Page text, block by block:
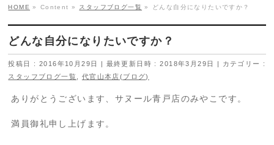
HOME » Content » スタッフブログ一覧 » どんな自分になりたいですか？
どんな自分になりたいですか？
投稿日 : 2016年10月29日 最終更新日時 : 2018年3月29日
カテゴリー :
スタッフブログ一覧
代官山本店(ブログ)
ありがとうございます、サヌール青戸店のみやこです。
満員御礼申し上げます。